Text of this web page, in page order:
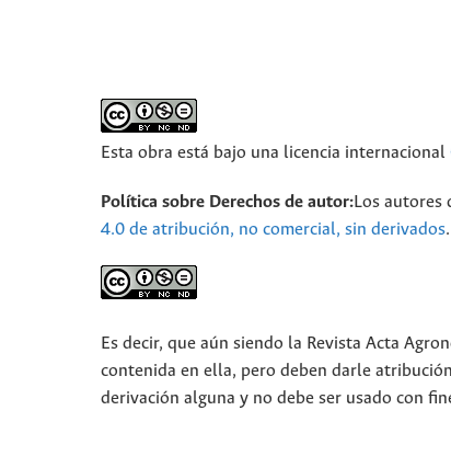
Esta obra está bajo una licencia internacional
Política sobre Derechos de autor:Los autores
4.0 de atribución, no comercial, sin derivados.
Es decir, que aún siendo la Revista Acta
contenida en ella, pero deben darle
derivación alguna y no debe ser usado con